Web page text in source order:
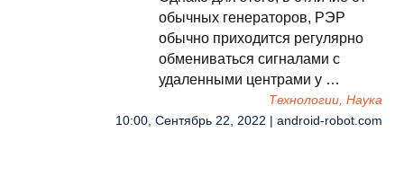
обычных генераторов, РЭР
обычно приходится регулярно
обмениваться сигналами с
удаленными центрами у …
Технологии, Наука
10:00, Сентябрь 22, 2022 | android-robot.com